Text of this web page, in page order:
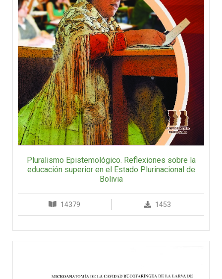
Pluralismo Epistemológico. Reflexiones sobre la
educación superior en el Estado Plurinacional de
Bolivia
14379 1453